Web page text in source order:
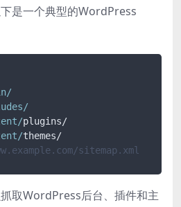
是一个典型的WordPress
sitemap.xml
取WordPress后台、插件和主